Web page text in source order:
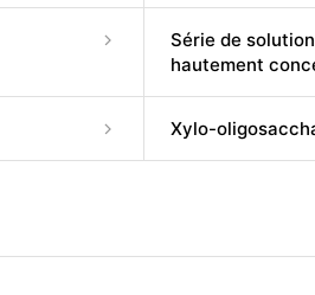
Série de
hautement
Xylo-